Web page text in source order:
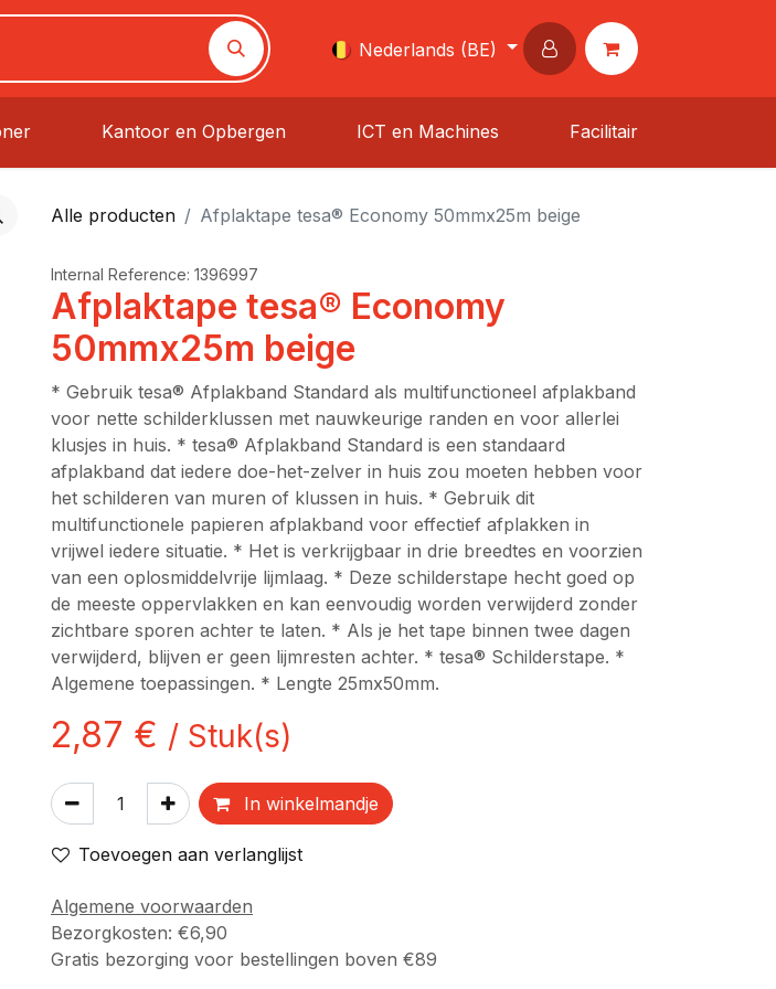
Nederlands (BE)
Kantoor en Opbergen ICT en Machines Facilitair
Alle producten Afplaktape tesa® Economy 50mmx25m beige
Internal Reference: 1396997
Afplaktape tesa® Economy
50mmx25m beige
* Gebruik tesa® Afplakband Standard als multifunctioneel afplakband
voor nette schilderklussen met nauwkeurige randen en voor allerlei
klusjes in huis. * tesa® Afplakband Standard is een standaard
afplakband dat iedere doe-het-zelver in huis zou moeten hebben voor
het schilderen van muren of klussen in huis. * Gebruik dit
multifunctionele papieren afplakband voor effectief afplakken in
vrijwel iedere situatie. * Het is verkrijgbaar in drie breedtes en voorzien
van een oplosmiddelvrije lijmlaag. * Deze schilderstape hecht goed op
de meeste oppervlakken en kan eenvoudig worden verwijderd zonder
zichtbare sporen achter te laten. * Als je het tape binnen twee dagen
verwijderd, blijven er geen lijmresten achter. * tesa® Schilderstape. *
Algemene toepassingen. * Lengte 25mx50mm.
2,87 € / Stuk(s)
In winkelmandje
Toevoegen aan verlanglijst
Algemene voorwaarden
Bezorgkosten: €6,90
Gratis bezorging voor bestellingen boven €89